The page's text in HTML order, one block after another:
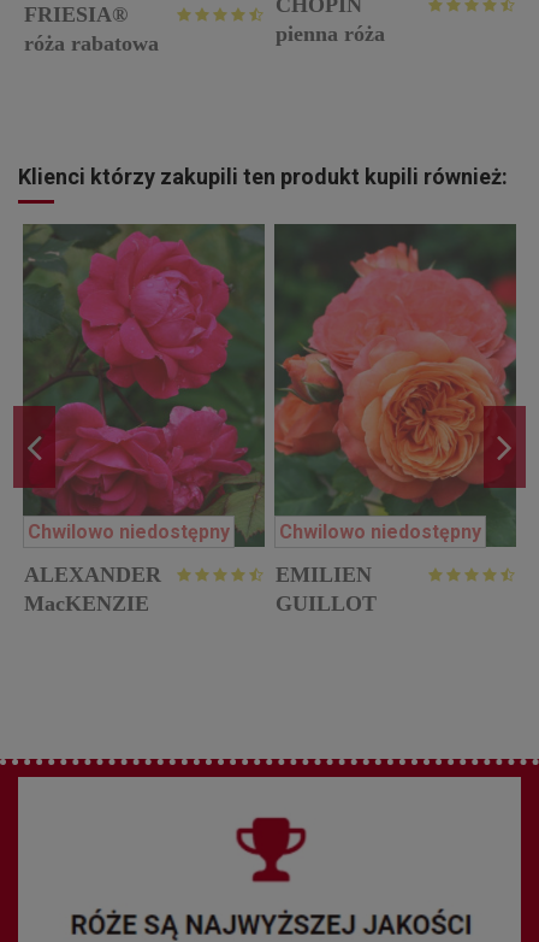
FRIESIA®
róża rabatowa
CHOPIN
pienna róża
Klienci którzy zakupili ten produkt kupili również:
Chwilowo niedostępny
ALEXANDER
MacKENZIE
Chwilowo niedostępny
EMILIEN
GUILLOT